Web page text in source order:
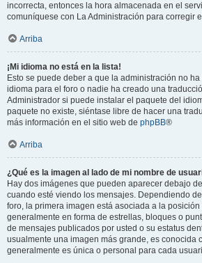
incorrecta, entonces la hora almacenada en el
comuníquese con La Administración para corregir
Arriba
¡Mi idioma no está en la lista!
Esto se puede deber a que la administración no
idioma para el foro o nadie ha creado una
Administrador si puede instalar el paquete del
paquete no existe, siéntase libre de hacer una
más información en el sitio web de phpBB®
Arriba
¿Qué es la imagen al lado de mi nombre de
Hay dos imágenes que pueden aparecer debajo
cuando esté viendo los mensajes. Dependiendo
foro, la primera imagen está asociada a la
generalmente en forma de estrellas, bloques o
de mensajes publicados por usted o su estatus
usualmente una imagen más grande, es conocida
generalmente es única o personal para cada